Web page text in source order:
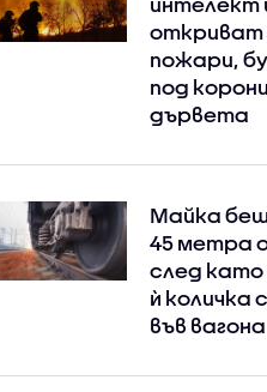
откриват
пожари,
под
дървета
Майка
45 метра
след
ѝ количка
във вагона